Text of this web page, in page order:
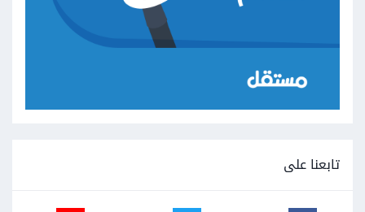
تابعنا على